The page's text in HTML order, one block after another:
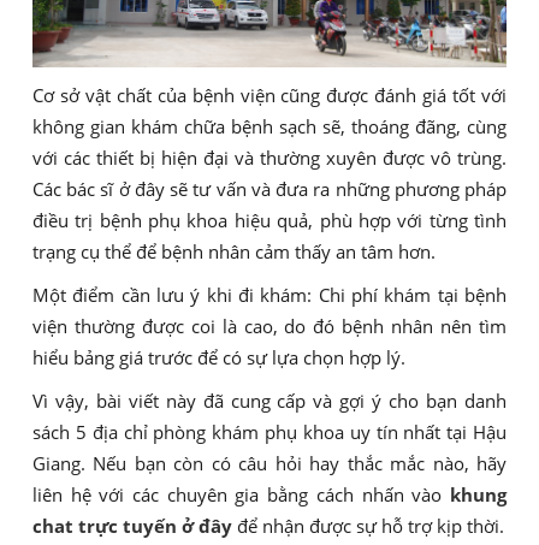
Cơ sở vật chất của bệnh viện cũng được đánh giá tốt với
không gian khám chữa bệnh sạch sẽ, thoáng đãng, cùng
với các thiết bị hiện đại và thường xuyên được vô trùng.
Các bác sĩ ở đây sẽ tư vấn và đưa ra những phương pháp
điều trị bệnh phụ khoa hiệu quả, phù hợp với từng tình
trạng cụ thể để bệnh nhân cảm thấy an tâm hơn.
Một điểm cần lưu ý khi đi khám: Chi phí khám tại bệnh
viện thường được coi là cao, do đó bệnh nhân nên tìm
hiểu bảng giá trước để có sự lựa chọn hợp lý.
Vì vậy, bài viết này đã cung cấp và gợi ý cho bạn danh
sách 5 địa chỉ phòng khám phụ khoa uy tín nhất tại Hậu
Giang. Nếu bạn còn có câu hỏi hay thắc mắc nào, hãy
liên hệ với các chuyên gia bằng cách nhấn vào khung
chat trực tuyến ở đây để nhận được sự hỗ trợ kịp thời.